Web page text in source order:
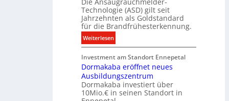
i
r
d
u
r
e
i
g
e
I
n
v
e
s
t
i
t
i
o
n
Technologie (ASD) gilt seit
Jahrzehnten als Goldstandard
für die Brandfrühesterkennung.
Weiterlesen:
D
i
g
i
t
a
Investment am Standort Ennepetal
Dormakaba eröffnet neues
Ausbildungszentrum
Dormakaba investiert über
10Mio.€ in seinen Standort in